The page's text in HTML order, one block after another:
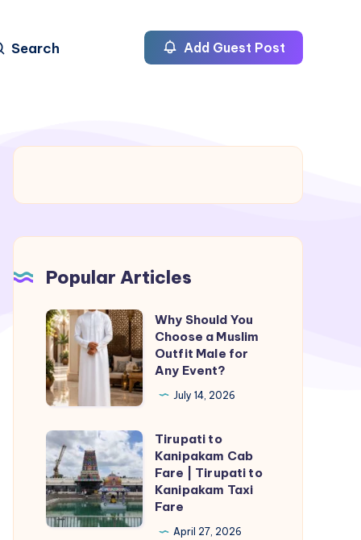
Search Add Guest Post
Popular Articles
Why
Should
You
Choose
a
Muslim
Outfit
Male
for
Any
Why Should You
Choose a Muslim
Outfit Male for
Any Event?
July 14, 2026
Tirupati
to
Kanipakam
Cab
Fare
Tirupati to
Kanipakam Cab
Fare | Tirupati to
Kanipakam Taxi
Fare
April 27, 2026